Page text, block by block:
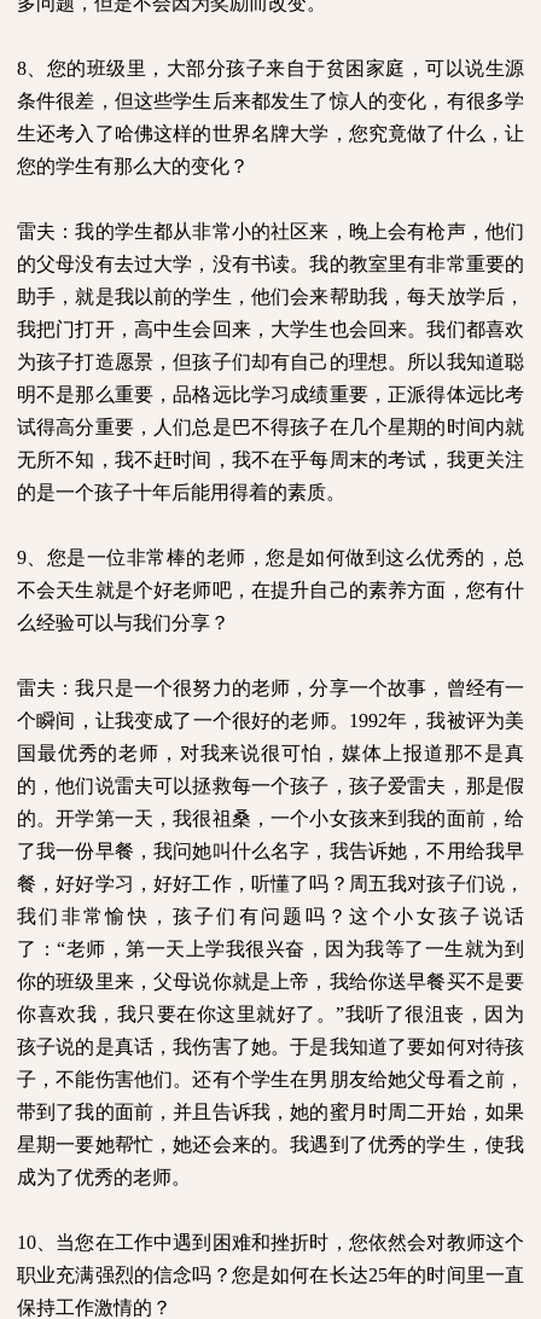
8 、您的班级里，大部分孩子来自于贫困家庭，可以说生源
条件很差，但这些学生后来都发生了惊人的变化，有很多学
生还考入了哈佛这样的世界名牌大学，您究竟做了什么，让
您的学生有那么大的变化？
雷夫：我的学生都从非常小的社区来，晚上会有枪声，他们
的父母没有去过大学，没有书读。我的教室里有非常重要的
助手，就是我以前的学生，他们会来帮助我，每天放学后，
我把门打开，高中生会回来，大学生也会回来。我们都喜欢
为孩子打造愿景，但孩子们却有自己的理想。所以我知道聪
明不是那么重要，品格远比学习成绩重要，正派得体远比考
试得高分重要，人们总是巴不得孩子在几个星期的时间内就
无所不知，我不赶时间，我不在乎每周末的考试，我更关注
的是一个孩子十年后能用得着的素质。
9 、您是一位非常棒的老师，您是如何做到这么优秀的，总
不会天生就是个好老师吧，在提升自己的素养方面，您有什
么经验可以与我们分享？
雷夫：我只是一个很努力的老师，分享一个故事，曾经有一
个瞬间，让我变成了一个很好的老师。 1992年，我被评为美
国最优秀的老师，对我来说很可怕，媒体上报道那不是真
的，他们说雷夫可以拯救每一个孩子，孩子爱雷夫，那是假
的。开学第一天，我很祖桑，一个小女孩来到我的面前，给
了我一份早餐，我问她叫什么名字，我告诉她，不用给我早
餐，好好学习，好好工作，听懂了吗？周五我对孩子们说，
我们非常愉快，孩子们有问题吗？这个小女孩子说话
了：“老师，第一天上学我很兴奋，因为我等了一生就为到
你的班级里来，父母说你就是上帝，我给你送早餐买不是要
你喜欢我，我只要在你这里就好了。”我听了很沮丧，因为
孩子说的是真话，我伤害了她。于是我知道了要如何对待孩
子，不能伤害他们。还有个学生在男朋友给她父母看之前，
带到了我的面前，并且告诉我，她的蜜月时周二开始，如果
星期一要她帮忙，她还会来的。我遇到了优秀的学生，使我
成为了优秀的老师。
10 、当您在工作中遇到困难和挫折时，您依然会对教师这个
职业充满强烈的信念吗？您是如何在长达25年的时间里一直
保持工作激情的？